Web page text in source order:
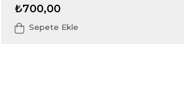
₺700,00
Sepete Ekle